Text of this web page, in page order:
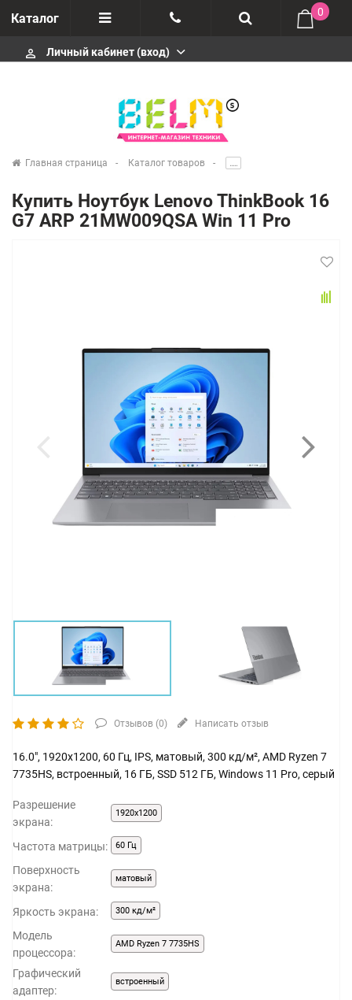
Каталог
Отзывы
Сервисные центры
+74952666992
0
perm_identity Личный кабинет (вход)
Главная страница Каталог товаров .....
Купить Ноутбук Lenovo ThinkBook 16
G7 ARP 21MW009QSA Win 11 Pro
Отзывов (0) Написать отзыв
16.0", 1920x1200, 60 Гц, IPS, матовый, 300 кд/м², AMD Ryzen 7
7735HS, встроенный, 16 ГБ, SSD 512 ГБ, Windows 11 Pro, серый
Разрешение
экрана:
1920x1200
Частота матрицы: 60 Гц
Поверхность
экрана:
матовый
Яркость экрана: 300 кд/м²
Модель
процессора:
AMD Ryzen 7 7735HS
Графический
адаптер:
встроенный